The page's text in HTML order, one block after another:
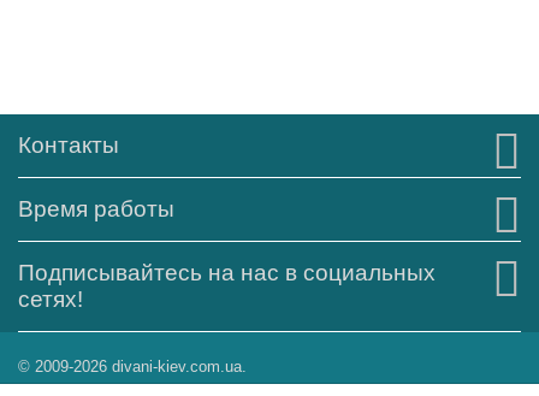
Контакты
Время работы
Подписывайтесь на нас в социальных
сетях!
© 2009-2026 divani-kiev.com.ua.